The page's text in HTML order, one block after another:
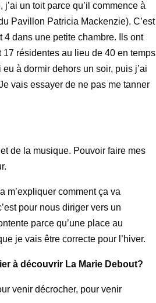
un toit parce qu’il commence à
Pavillon Patricia Mackenzie). C’est
4 dans une petite chambre. Ils ont
résidentes au lieu de 40 en temps
à dormir dehors un soir, puis j’ai
vais essayer de ne pas me tanner
de la musique. Pouvoir faire mes
m’expliquer comment ça va
pour nous diriger vers un
parce qu’une place au
je vais être correcte pour l’hiver.
à découvrir La Marie Debout?
venir décrocher, pour venir